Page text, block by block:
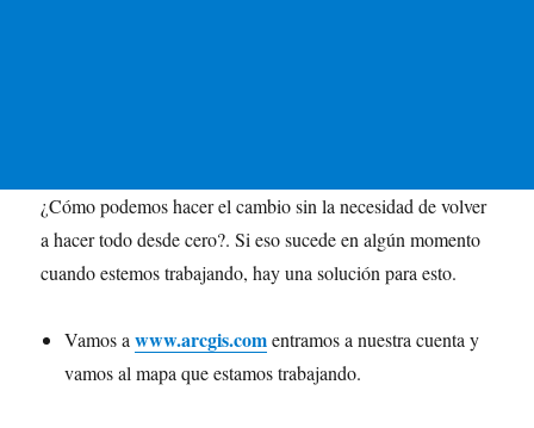
¿Cómo podemos hacer el cambio sin la necesidad de volver
a hacer todo desde cero?. Si eso sucede en algún momento
cuando estemos trabajando, hay una solución para esto.
Vamos awww.arcgis.comentramos a nuestra cuenta y
vamos al mapa que estamos trabajando.